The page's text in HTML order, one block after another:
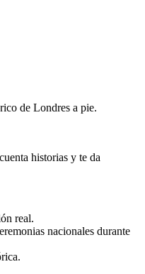
de Londres a pie.
historias y te da
real.
nacionales durante